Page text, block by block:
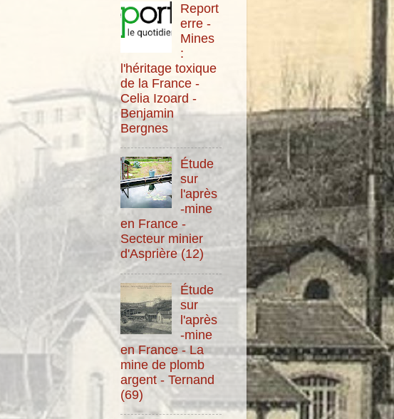
Report
erre -
Mines
:
l'héritage toxique
de la France -
Celia Izoard -
Benjamin
Bergnes
Étude
sur
l'après
-mine
en France -
Secteur minier
d'Asprière (12)
Étude
sur
l'après
-mine
en France - La
mine de plomb
argent - Ternand
(69)